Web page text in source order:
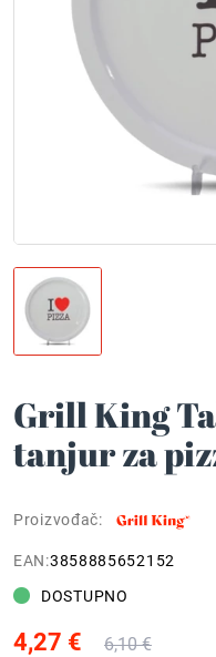
Grill King
tanjur za
Proizvođač:
EAN:3858885652152
DOSTUPNO
4,27 € 6,10 €